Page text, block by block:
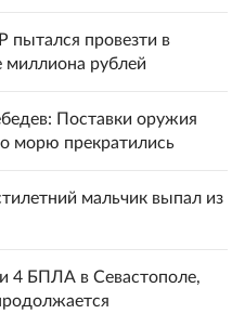
пытался провезти в
миллиона рублей
Поставки оружия
морю прекратились
мальчик выпал из
4 БПЛА в Севастополе,